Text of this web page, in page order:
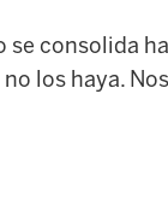
consolida
los haya.